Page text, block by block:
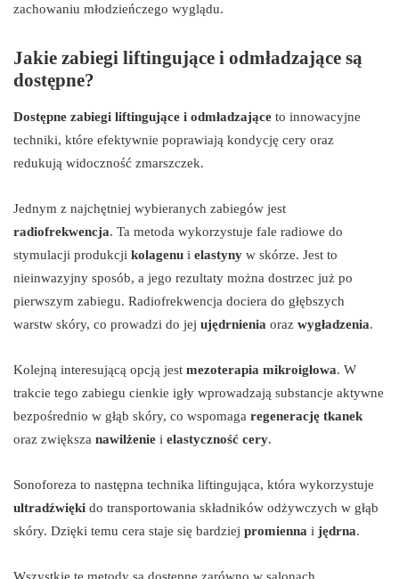
zachowaniu młodzieńczego wyglądu.
Jakie zabiegi liftingujące i odmładzające są
dostępne?
Dostępne zabiegi liftingujące i odmładzające to innowacyjne
techniki, które efektywnie poprawiają kondycję cery oraz
redukują widoczność zmarszczek.
Jednym z najchętniej wybieranych zabiegów jest
radiofrekwencja. Ta metoda wykorzystuje fale radiowe do
stymulacji produkcji kolagenu i elastyny w skórze. Jest to
nieinwazyjny sposób, a jego rezultaty można dostrzec już po
pierwszym zabiegu. Radiofrekwencja dociera do głębszych
warstw skóry, co prowadzi do jej ujędrnienia oraz wygładzenia.
Kolejną interesującą opcją jest mezoterapia mikroigłowa. W
trakcie tego zabiegu cienkie igły wprowadzają substancje aktywne
bezpośrednio w głąb skóry, co wspomaga regenerację tkanek
oraz zwiększa nawilżenie i elastyczność cery.
Sonoforeza to następna technika liftingująca, która wykorzystuje
ultradźwięki do transportowania składników odżywczych w głąb
skóry. Dzięki temu cera staje się bardziej promienna i jędrna.
Wszystkie te metody są dostępne zarówno w salonach